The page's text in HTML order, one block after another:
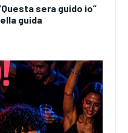
sera guido io”
guida